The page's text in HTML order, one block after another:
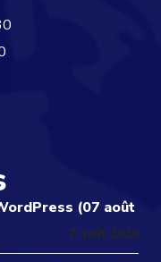
(07 août
7 août 2026